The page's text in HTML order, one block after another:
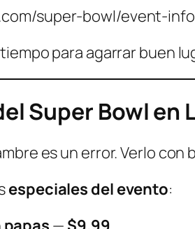
super-bowl/event-
para agarrar buen
Super Bowl en
es un error. Verlo
especiales del evento: